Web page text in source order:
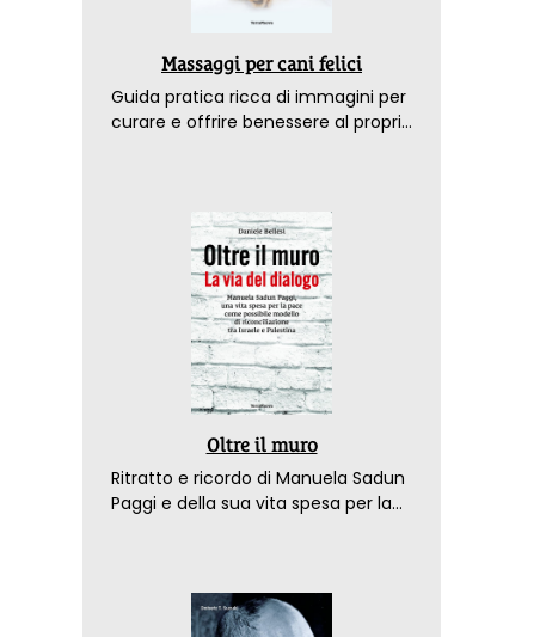
Massaggi per cani felici
Guida pratica ricca di immagini per
curare e offrire benessere al proprio
Oltre il muro
Ritratto e ricordo di Manuela Sadun
Paggi e della sua vita spesa per la